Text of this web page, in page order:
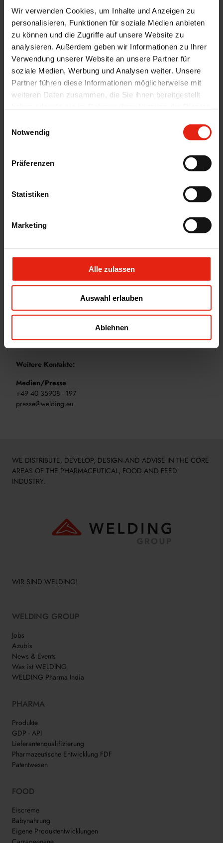
Wir verwenden Cookies, um Inhalte und Anzeigen zu
personalisieren, Funktionen für soziale Medien anbieten
zu können und die Zugriffe auf unsere Website zu
analysieren. Außerdem geben wir Informationen zu Ihrer
Verwendung unserer Website an unsere Partner für
soziale Medien, Werbung und Analysen weiter. Unsere
Partner führen diese Informationen möglicherweise mit
weiteren Daten zusammen, die Sie ihnen bereitgestellt
Notwendig
Präferenzen
Statistiken
Marketing
Alle zulassen
Auswahl erlauben
Ablehnen
Telefonnummer
Ihre Anfrage*
Ihre Nachricht
Datenschutzerklärunggelesen und akzeptiere
diese.
Weitere Kontakte:
Medien/Presse
+49 40 35908 - 197
presse@welding.eu
WE DISTRIBUTE, DEVELOP, DESIGN AND ADVISE IN THE CORE
AREAS OF THE PHARMACEUTICAL, FOOD AND FEED
INDUSTRY.
WIR SIND WELDING!
WELDING GROUP
Jobs
Azubis
News & Events
Was ist WELDING
WELDING Pharma India
PHARMA
Produkte
GDP - API
Lieferantenqualifizierung
Pharmazeutische Entwicklung FDF
Patentwesen
FOOD
Eiscreme
Babynahrung
Eigene Produktentwicklungen